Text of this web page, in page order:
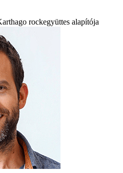
rockegyüttes alapítója